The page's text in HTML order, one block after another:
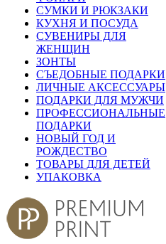
СУМКИ И РЮКЗАКИ
КУХНЯ И ПОСУДА
СУВЕНИРЫ ДЛЯ
ЖЕНЩИН
ЗОНТЫ
СЪЕДОБНЫЕ ПОДАРКИ
ЛИЧНЫЕ АКСЕССУАРЫ
ПОДАРКИ ДЛЯ МУЖЧИ
ПРОФЕССИОНАЛЬНЫЕ
ПОДАРКИ
НОВЫЙ ГОД И
РОЖДЕСТВО
ТОВАРЫ ДЛЯ ДЕТЕЙ
УПАКОВКА